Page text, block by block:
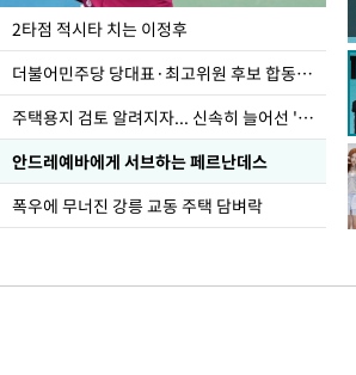
2타점 적시타 치는 이정후
더불어민주당 당대표·최고위원 후보 합동연설회
주택용지 검토 알려지자... 신속히 늘어선 '근조화환'
안드레예바에게 서브하는 페르난데스
폭우에 무너진 강릉 교동 주택 담벼락